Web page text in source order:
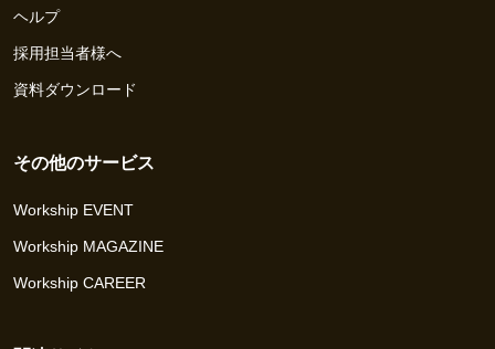
ヘルプ
採用担当者様へ
資料ダウンロード
その他のサービス
Workship EVENT
Workship MAGAZINE
Workship CAREER